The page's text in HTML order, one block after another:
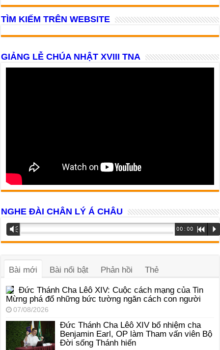
TÌM KIẾM TRÊN WEBSITE
GIẢNG LỄ CHÚA NHẬT XVIII TNA
NGHE ĐÀI CHÂN LÝ Á CHÂU
Trình
phát
âm
Vm 00:00 R P
Bài mới Bài nổi bật Phản hồi Thẻ
Đức Thánh Cha Lêô XIV: Cuộc cách mạng của Tin
Mừng phá đổ những bức tường ngăn cách con người
07/08/2026
Đức Thánh Cha Lêô XIV bổ nhiệm cha
Benjamin Earl, OP làm Tham vấn viên Bộ
Đời sống Thánh hiến